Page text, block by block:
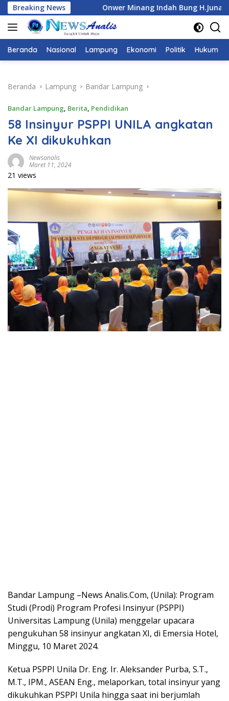
Langsung
ke
konten
Breaking News
Minang Indah Bung H.Junaedi DUKUNG Ketua Karang
Beranda Nasional Lampung Ekonomi Politik Hukum
Beranda Lampung Bandar Lampung
Bandar Lampung, Berita, Pendidikan
58 Insinyur PSPPI UNILA angkatan
Ke XI dikukuhkan
Newsanalis
Maret 11, 2024
21 views
Bandar Lampung –News Analis.Com, (Unila): Program
Studi (Prodi) Program Profesi Insinyur (PSPPI)
Universitas Lampung (Unila) menggelar upacara
pengukuhan 58 insinyur angkatan XI, di Emersia Hotel,
Minggu, 10 Maret 2024.
Ketua PSPPI Unila Dr. Eng. Ir. Aleksander Purba, S.T.,
M.T., IPM., ASEAN Eng., melaporkan, total insinyur yang
dikukuhkan PSPPI Unila hingga saat ini berjumlah